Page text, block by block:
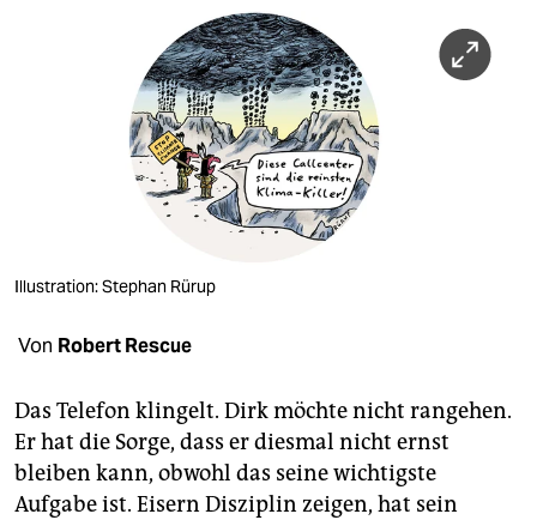
veranstaltungen
shop
fragen & hilfe
unterstützen
Illustration: Stephan Rürup
Von Robert Rescue
Das Telefon klingelt. Dirk möchte nicht rangehen.
Er hat die Sorge, dass er diesmal nicht ernst
bleiben kann, obwohl das seine wichtigste
Aufgabe ist. Eisern Disziplin zeigen, hat sein